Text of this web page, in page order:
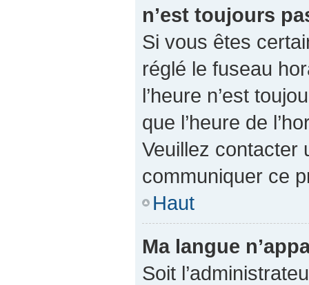
n’est toujours
Si vous êtes
réglé le fuseau
l’heure n’est
que l’heure de
Veuillez contacter
communiquer ce
Haut
Ma langue
Soit